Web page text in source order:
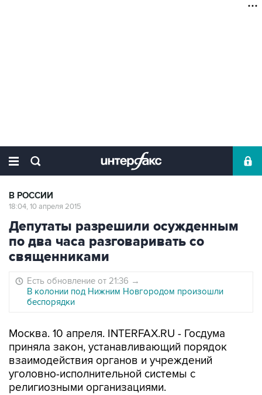
В РОССИИ
18:04, 10 апреля 2015
Депутаты разрешили осужденным
по два часа разговаривать со
священниками
Есть обновление от 21:36 →
В колонии под Нижним Новгородом произошли
беспорядки
Москва. 10 апреля. INTERFAX.RU - Госдума
приняла закон, устанавливающий порядок
взаимодействия органов и учреждений
уголовно-исполнительной системы с
религиозными организациями.